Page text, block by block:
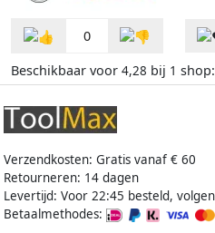
0
Beschikbaar voor 4,28 bij 1 shop:
Verzendkosten: Gratis vanaf € 60
Retourneren: 14 dagen
Levertijd: Voor 22:45 besteld,
Betaalmethodes: